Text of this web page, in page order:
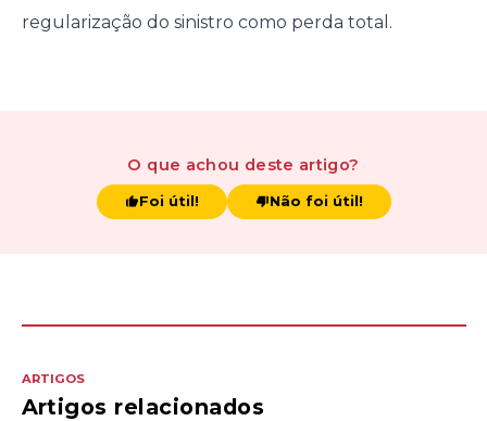
regularização do sinistro como perda total.
O que achou deste artigo?
Foi útil! Não foi útil!
ARTIGOS
Artigos relacionados